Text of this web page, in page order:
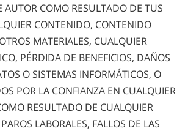
AUTOR COMO RESULTADO DE TUS
CONTENIDO, CONTENIDO
MATERIALES, CUALQUIER
PÉRDIDA DE BENEFICIOS, DAÑOS
O SISTEMAS INFORMÁTICOS, O
POR LA CONFIANZA EN CUALQUIER
RESULTADO DE CUALQUIER
LABORALES, FALLOS DE LAS